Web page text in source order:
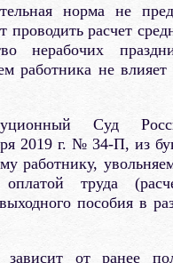
норма не
проводить расчет
нерабочих
работника не влияет
Суд
2019 г. № 34-П, из
работнику,
труда
пособия в
от ранее